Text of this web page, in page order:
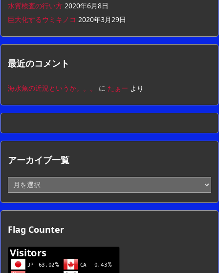
水質検査の行い方 2020年6月8日
巨大化するウミキノコ 2020年3月29日
最近のコメント
海水魚の近況というか。。。 に たぁー より
アーカイブ一覧
ー
カ
イ
一
Flag Counter